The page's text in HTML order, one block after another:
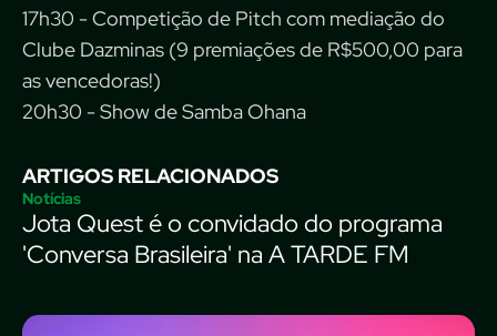
17h30 - Competição de Pitch com mediação do
Clube Dazminas (9 premiações de R$500,00 para
as vencedoras!)
20h30 - Show de Samba Ohana
ARTIGOS RELACIONADOS
Notícias
Jota Quest é o convidado do programa
'Conversa Brasileira' na A TARDE FM